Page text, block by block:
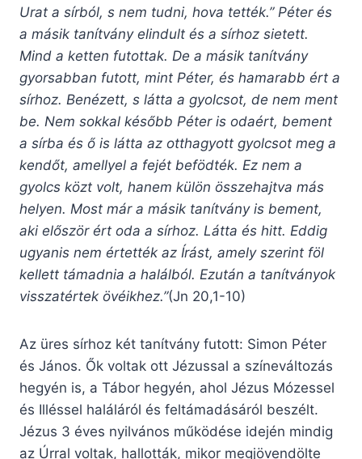
Urat a sírból, s nem tudni, hova tették.” Péter és
a másik tanítvány elindult és a sírhoz sietett.
Mind a ketten futottak. De a másik tanítvány
gyorsabban futott, mint Péter, és hamarabb ért a
sírhoz. Benézett, s látta a gyolcsot, de nem ment
be. Nem sokkal később Péter is odaért, bement
a sírba és ő is látta az otthagyott gyolcsot meg a
kendőt, amellyel a fejét befödték. Ez nem a
gyolcs közt volt, hanem külön összehajtva más
helyen. Most már a másik tanítvány is bement,
aki először ért oda a sírhoz. Látta és hitt. Eddig
ugyanis nem értették az Írást, amely szerint föl
kellett támadnia a halálból. Ezután a tanítványok
visszatértek övéikhez.”(Jn 20,1-10)
Az üres sírhoz két tanítvány futott: Simon Péter
és János. Ők voltak ott Jézussal a színeváltozás
hegyén is, a Tábor hegyén, ahol Jézus Mózessel
és Illéssel haláláról és feltámadásáról beszélt.
Jézus 3 éves nyilvános működése idején mindig
az Úrral voltak, hallották, mikor megjövendölte